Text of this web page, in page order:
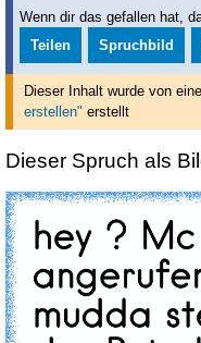
Wenn dir das gefallen hat,
Teilen
Spruchbild
Dieser Inhalt wurde von
erstellen" erstellt
Dieser Spruch als